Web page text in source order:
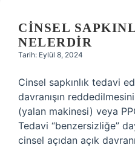
CINSEL
NELERDIR
Tarih: Eylül 8, 2024
Cinsel sapkınlık tedavi
davranışın
(yalan makinesi) veya
Tedavi “benzersizliğe”
cinsel açıdan açık